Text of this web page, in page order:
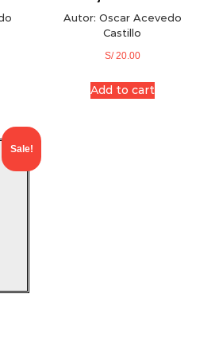
Autor: Oscar Acevedo
Castillo
S/20.00
Add to cart
Sale!